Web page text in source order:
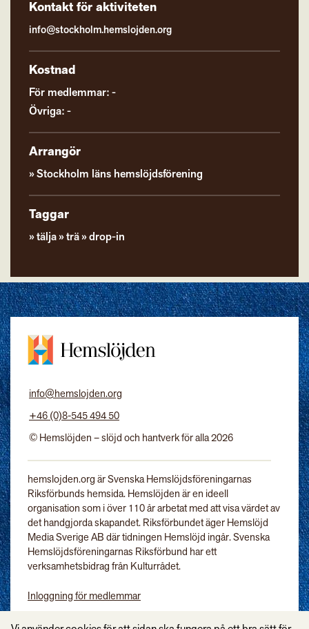
Kontakt för aktiviteten
info@stockholm.hemslojden.org
Kostnad
För medlemmar: -
Övriga: -
Arrangör
Stockholm läns hemslöjdsförening
Taggar
tälja trä drop-in
info@hemslojden.org
+46 (0)8-545 494 50
© Hemslöjden – slöjd och hantverk för alla 2026
hemslojden.org är Svenska Hemslöjdsföreningarnas
Riksförbunds hemsida. Hemslöjden är en ideell
organisation som i över 110 år arbetat med att visa värdet av
det handgjorda skapandet. Riksförbundet äger Hemslöjd
Media Sverige AB där tidningen Hemslöjd ingår. Svenska
Hemslöjdsföreningarnas Riksförbund har ett
verksamhetsbidrag från Kulturrådet.
Inloggning för medlemmar